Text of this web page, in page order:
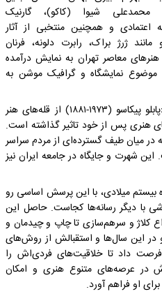
شیوا (کاکو)، گارنیک
اعتمادی و همچنین منتخبی از آثار
ژرژ براک، رابرت دلونه، فرنان
هنرهای معاصر تهران به‌ نمایش‌ درآمده
نمایشگاه و گرافیک موشن به‌
در بیانیه این نمایشگاه آمده است: «پابلو پیکاسو (۱۹۷۳-۱۸۸۱) از قله‌های هنر
هنری پس از خود تاثیر گذاشته است.
در میان طیف گسترده‌ای از مردم سراسر
شهرت و جایگاه در جامعه ایران نیز
میلادی، با این پرسش اساسی رو
با دیگر رسانه‌ها کجاست. حاصل این
کلاژ و سرهم‌سازی تا چاپ و چیدمان و
این سال‌ها و استقبالش از روش‌های
فرصت داد تا خلاقیت‌های فردی‌اش را
در عرصه‌های متنوع هنری و امکان
او فراهم آورد.